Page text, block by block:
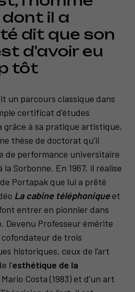
dont il a
dit que son
d'avoir eu
tôt
un parcours classique dans
certificat d'études
grâce à sa pratique artistique,
thèse de doctorat qu'il
de performance universitaire
Sorbonne. En 1967, il réalise
Portapak que lui a prêté
La cabine téléphoniqueet
entrer en pionnier dans
Devenu Professeur émérite
de trois
historiques, ceux de l’art
l’esthétique de la
Costa (1983) et d’un art